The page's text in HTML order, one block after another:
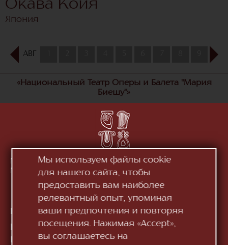
Мы используем файлы cookie
для нашего сайта, чтобы
предоставить вам наиболее
релевантный опыт, упоминая
ваши предпочтения и повторяя
посещения. Нажимая «Accept»,
вы соглашаетесь на
Окава Койя
Япония
АВГ 10
«Национальный Театр Оперы и Балета "Мария
Биешу"»
Молдова, MD-2012, мун. Кишинэу, Бд. Штефан чел
Маре ши Сфынт, 152Смотри на карте
Контакты:
Приёмная:+373 (22) 244 163
Касса:+373 (22) 245 104